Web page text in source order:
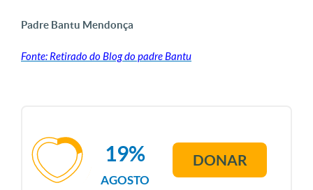
Padre Bantu Mendonça
Fonte: Retirado do Blog do padre Bantu
AGOSTO
19% DONAR